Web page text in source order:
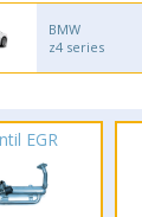
BMW
z4 series
EGR